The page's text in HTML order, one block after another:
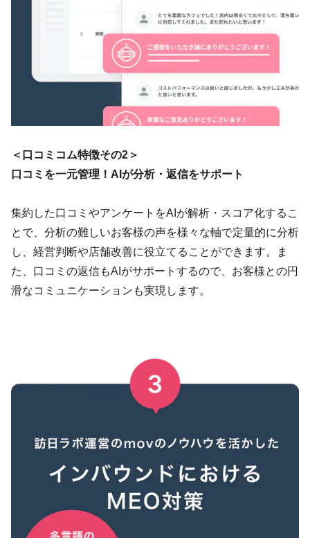
＜口コミコム特徴その2＞
口コミを一元管理！AIが分析・返信をサポート
集約した口コミやアンケートをAIが解析・スコア化するこ
とで、分析の難しいお客様の声を様々な軸で定量的に分析
し、経営判断や店舗改善に役立てることができます。ま
た、口コミの返信もAIがサポートするので、お客様との円
滑なコミュニケーションも実現します。